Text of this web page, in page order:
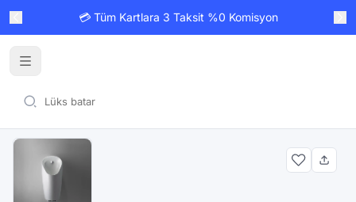
💳 Tüm Kartlara 3 Taksit %0 Komisyon